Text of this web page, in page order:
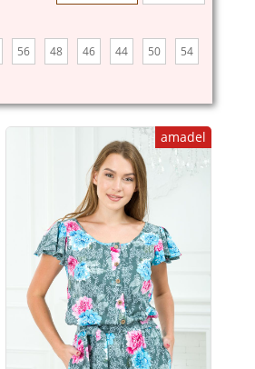
56 48 46 44 50 54
amadel